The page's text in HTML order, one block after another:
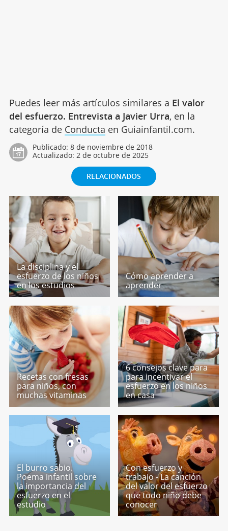
Puedes leer más artículos similares a El valor
del esfuerzo. Entrevista a Javier Urra, en la
categoría de Conducta en Guiainfantil.com.
Publicado: 8 de noviembre de 2018
Actualizado: 2 de octubre de 2025
RELACIONADOS
La disciplina y el
esfuerzo de los niños
en los estudios
Cómo aprender a
aprender
Recetas con fresas
para niños, con
muchas vitaminas
6 consejos clave para
para incentivar el
esfuerzo en los niños
en casa
El burro sabio.
Poema infantil sobre
la importancia del
esfuerzo en el
estudio
Con esfuerzo y
trabajo - La canción
del valor del esfuerzo
que todo niño debe
conocer